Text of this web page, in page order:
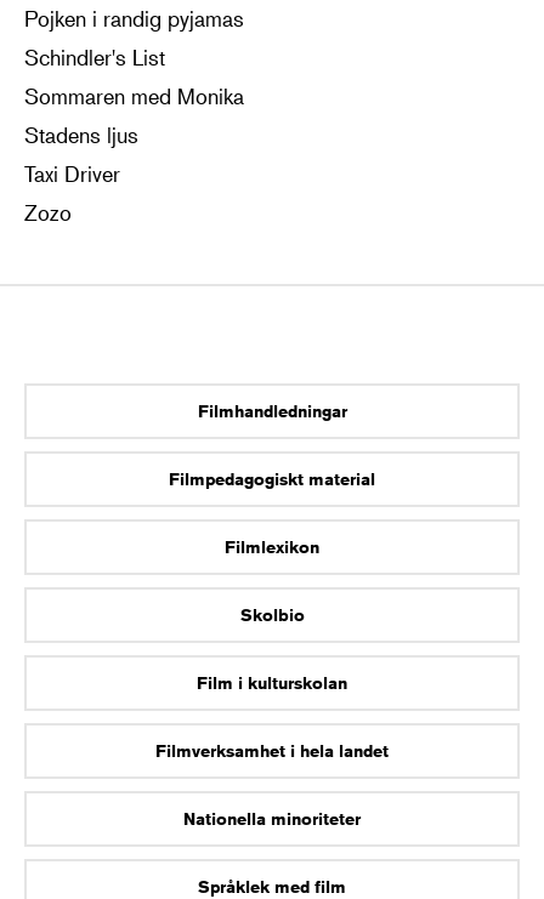
Pojken i randig pyjamas
Schindler's List
Sommaren med Monika
Stadens ljus
Taxi Driver
Zozo
Filmhandledningar
Filmpedagogiskt material
Filmlexikon
Skolbio
Film i kulturskolan
Filmverksamhet i hela landet
Nationella minoriteter
Språklek med film